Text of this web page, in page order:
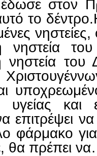
στον
το
νηστεία
του
και
επιτρέψει
φάρμακο
θα πρέπει